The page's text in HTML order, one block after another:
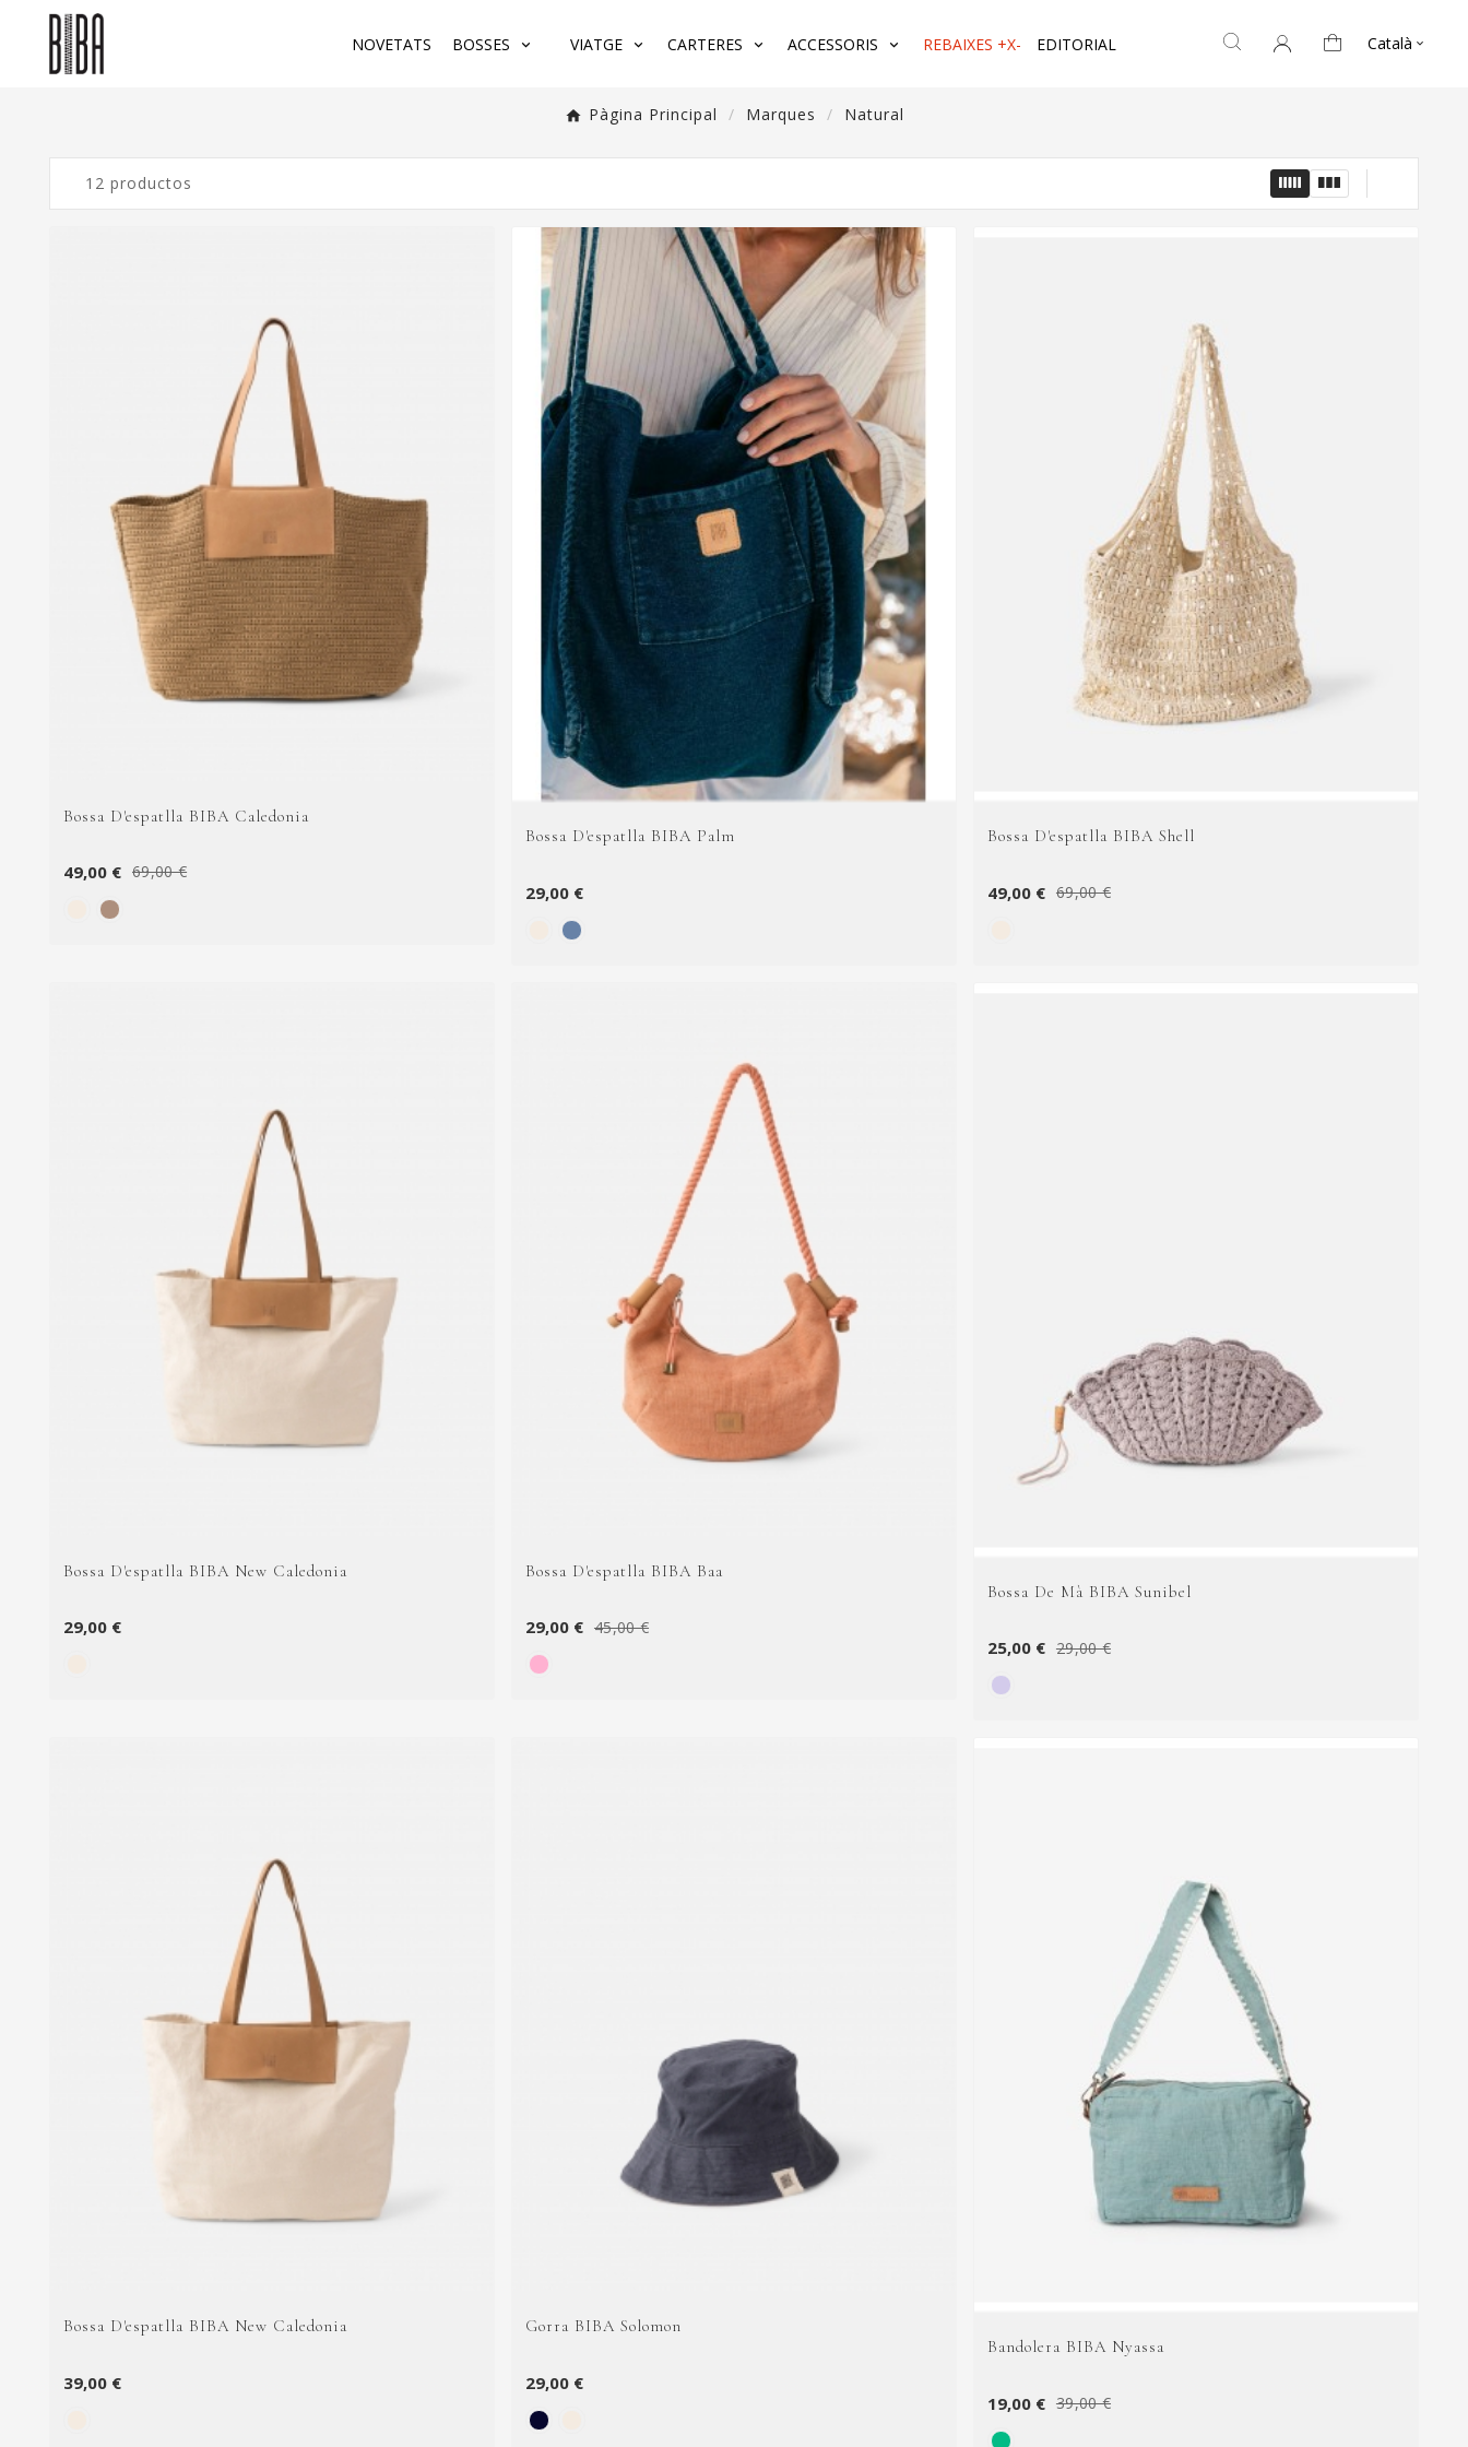
NOVETATS BOSSES VIATGE CARTERES ACCESSORIS REBAIXES +X- EDITORIAL Català 
Pàgina Principal Marques Natural
12 productos
Bossa D'espatlla BIBA Caledonia
49,00 € 69,00 €
Bossa D'espatlla BIBA Palm
29,00 €
Bossa D'espatlla BIBA Shell
49,00 € 69,00 €
Bossa D'espatlla BIBA New Caledonia
29,00 €
Bossa D'espatlla BIBA Baa
29,00 € 45,00 €
Bossa De Mà BIBA Sunibel
25,00 € 29,00 €
Bossa D'espatlla BIBA New Caledonia
39,00 €
Gorra BIBA Solomon
29,00 €
Bandolera BIBA Nyassa
19,00 € 39,00 €